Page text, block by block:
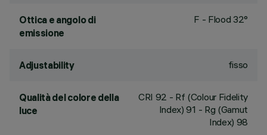
Ottica e angolo di
emissione
F - Flood 32°
Adjustability fisso
Qualità del colore della
luce
CRI 92 - Rf (Colour Fidelity
Index) 91 - Rg (Gamut
Index) 98